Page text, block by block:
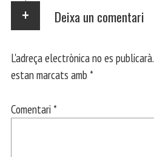
Deixa un comentari
L'adreça electrònica no es publicarà.
estan marcats amb *
Comentari *